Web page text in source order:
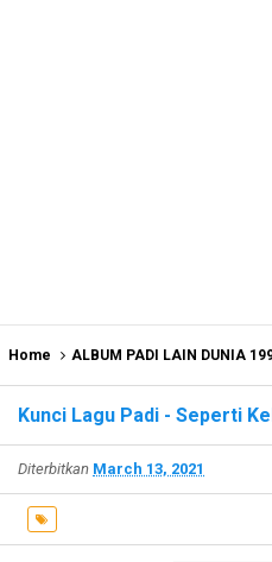
Home ALBUM PADI LAIN DUNIA
Kunci Lagu Padi - Seperti
Diterbitkan March 13, 2021